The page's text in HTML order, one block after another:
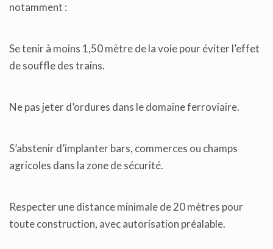
notamment :
Se tenir à moins 1,50 mètre de la voie pour éviter l’effet
de souffle des trains.
Ne pas jeter d’ordures dans le domaine ferroviaire.
S’abstenir d’implanter bars, commerces ou champs
agricoles dans la zone de sécurité.
Respecter une distance minimale de 20 mètres pour
toute construction, avec autorisation préalable.